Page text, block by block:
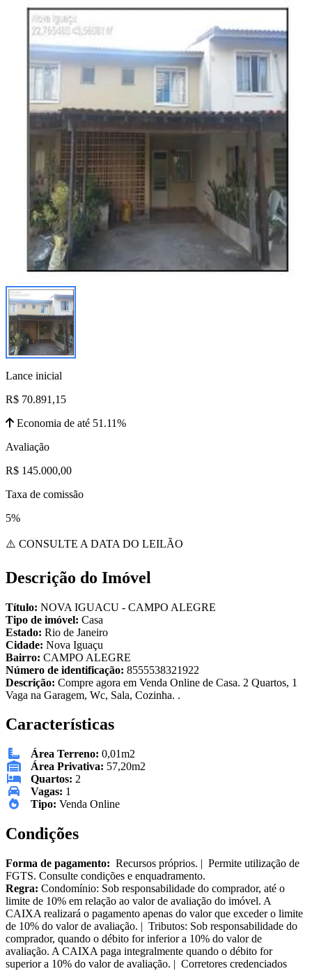
Lance inicial
R$ 70.891,15
Economia de até 51.11%
Avaliação
R$ 145.000,00
Taxa de comissão
5%
⚠️ CONSULTE A DATA DO LEILÃO
Descrição do Imóvel
Título: NOVA IGUACU - CAMPO ALEGRE
Tipo de imóvel: Casa
Estado: Rio de Janeiro
Cidade: Nova Iguaçu
Bairro: CAMPO ALEGRE
Número de identificação: 8555538321922
Descrição: Compre agora em Venda Online de Casa. 2 Quartos, 1
Vaga na Garagem, Wc, Sala, Cozinha. .
Características
Área Terreno: 0,01m2
Área Privativa: 57,20m2
Quartos: 2
Vagas: 1
Tipo: Venda Online
Condições
Forma de pagamento: Recursos próprios. | Permite utilização de
FGTS. Consulte condições e enquadramento.
Regra: Condomínio: Sob responsabilidade do comprador, até o
limite de 10% em relação ao valor de avaliação do imóvel. A
CAIXA realizará o pagamento apenas do valor que exceder o limite
de 10% do valor de avaliação. | Tributos: Sob responsabilidade do
comprador, quando o débito for inferior a 10% do valor de
avaliação. A CAIXA paga integralmente quando o débito for
superior a 10% do valor de avaliação. | Corretores credenciados